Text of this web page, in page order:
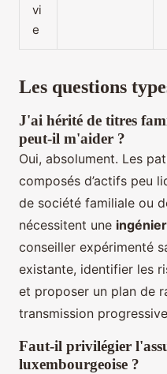
vi
e
Les questions
J'ai hérité de titres
peut-il m'aider ?
Oui, absolument. Les
composés d’actifs peu
de société familiale ou
nécessitent une
conseiller expérimenté
existante, identifier les
et proposer un plan de
transmission
Faut-il privilégier
luxembourgeoise ?